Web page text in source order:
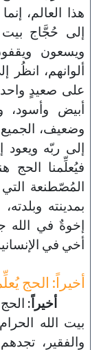
هذا العالم،
إلى حُجَّاج بيت
ويسعون
ألوانهم، انظُر
على صعيدٍ
أبيض وأسود،
وضعيف، الجميع
إلى ربّه ويعود
فيُعلِّمنا الحج
المُصّطنعة
بمدينته
إخوةٌ في الله
أخي في
أخيراً: الحج
أخيراً:
بيت الله
والفقير،